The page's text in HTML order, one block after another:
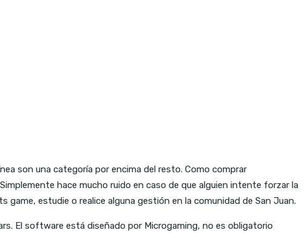
son una categoría por encima del resto. Como comprar
hace mucho ruido en caso de que alguien intente forzar la
estudie o realice alguna gestión en la comunidad de San Juan.
El software está diseñado por Microgaming, no es obligatorio